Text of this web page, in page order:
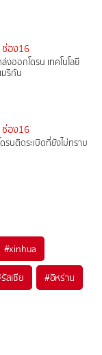
ช่อง16
ออกโดรน เทคโนโลยี
ริกัน
ช่อง16
รนติดระเบิดที่ยังไม่ทราบ
#xinhua
รัสเซีย #อิหร่าน